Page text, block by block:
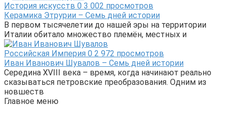
История искусств 0 3 002 просмотров
Керамика Этрурии – Семь дней истории
В первом тысячелетии до нашей эры на территории
Италии обитало множество племён, местных и
Российская Империя 0 2 972 просмотров
Иван Иванович Шувалов – Семь дней истории
Середина XVIII века – время, когда начинают реально
сказываться петровские преобразования. Одним из
новшеств
Главное меню